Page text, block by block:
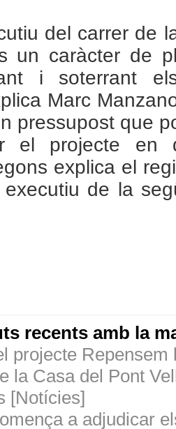
del carrer de
un caràcter de
i soterrant
Marc
pressupost que
el projecte en
explica el
de la
recents amb la
projecte
la Casa del Pont
[Notícies]
a adjudicar